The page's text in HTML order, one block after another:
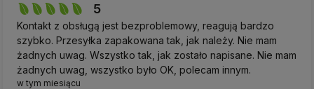
5
Kontakt z obsługą jest bezproblemowy, reagują bardzo
szybko. Przesyłka zapakowana tak, jak należy. Nie mam
żadnych uwag. Wszystko tak, jak zostało napisane. Nie mam
żadnych uwag, wszystko było OK, polecam innym.
w tym miesiącu